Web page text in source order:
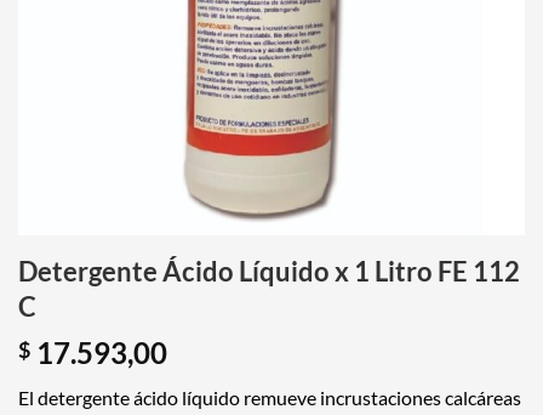
Detergente Ácido Líquido x 1 Litro FE 112
C
$ 17.593,00
El detergenteácido líquido remueve incrustaciones calcáreas